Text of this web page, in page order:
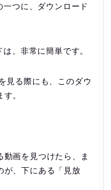
つに、ダウンロード
、非常に簡単です。
見る際にも、このダウ
。
画を見つけたら、ま
が、下にある「見放